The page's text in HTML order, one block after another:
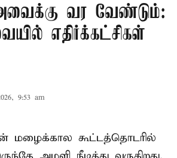
வர வேண்டும்:
எதிர்க்கட்சிகள்
9:53 am
மழைக்கால கூட்டத்தொடரில்